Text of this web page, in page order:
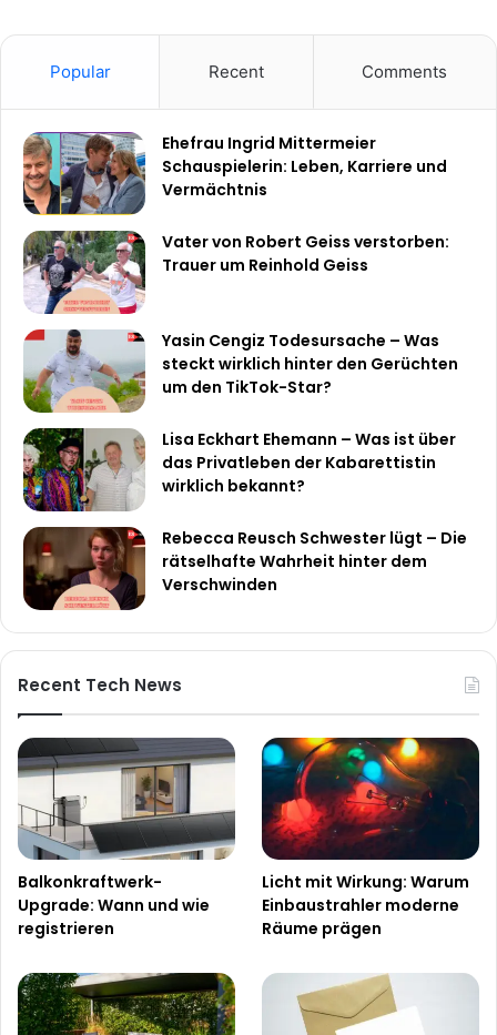
Popular Recent Comments
Ehefrau Ingrid Mittermeier
Schauspielerin: Leben, Karriere und
Vermächtnis
Vater von Robert Geiss verstorben:
Trauer um Reinhold Geiss
Yasin Cengiz Todesursache – Was
steckt wirklich hinter den Gerüchten
um den TikTok-Star?
Lisa Eckhart Ehemann – Was ist über
das Privatleben der Kabarettistin
wirklich bekannt?
Rebecca Reusch Schwester lügt – Die
rätselhafte Wahrheit hinter dem
Verschwinden
Recent Tech News
Balkonkraftwerk-
Upgrade: Wann und wie
registrieren
Licht mit Wirkung: Warum
Einbaustrahler moderne
Räume prägen